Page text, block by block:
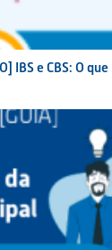
IBS e CBS: O